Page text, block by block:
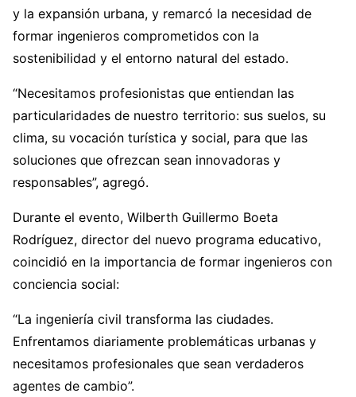
y la expansión urbana, y remarcó la necesidad de
formar ingenieros comprometidos con la
sostenibilidad y el entorno natural del estado.
“Necesitamos profesionistas que entiendan las
particularidades de nuestro territorio: sus suelos, su
clima, su vocación turística y social, para que las
soluciones que ofrezcan sean innovadoras y
responsables”, agregó.
Durante el evento, Wilberth Guillermo Boeta
Rodríguez, director del nuevo programa educativo,
coincidió en la importancia de formar ingenieros con
conciencia social:
“La ingeniería civil transforma las ciudades.
Enfrentamos diariamente problemáticas urbanas y
necesitamos profesionales que sean verdaderos
agentes de cambio”.